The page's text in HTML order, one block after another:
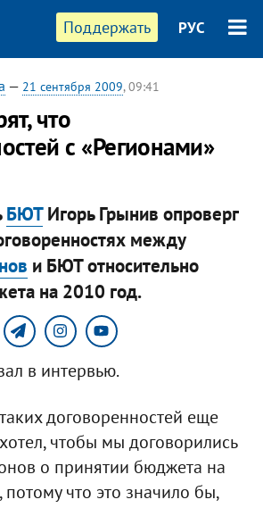
Поддержать РУС
— 21 сентября 2009, 09:41
что
с «Регионами»
БЮТИгорь Грынив опроверг
между
и БЮТ относительно
на 2010 год.
в интервью.
договоренностей еще
чтобы мы договорились
о принятии бюджета на
что это значило бы,